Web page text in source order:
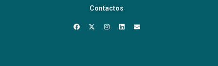
Contactos